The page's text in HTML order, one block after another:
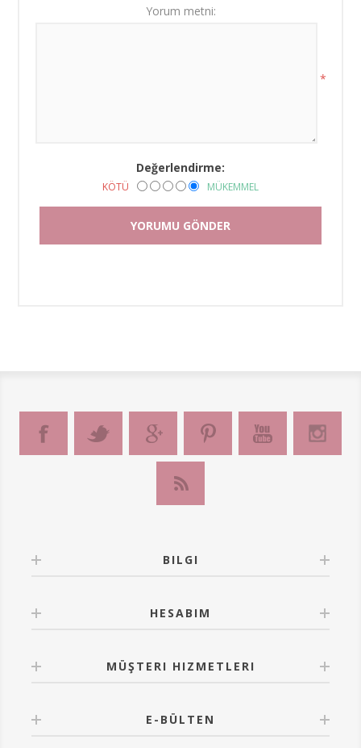
Yorum metni:
*
Değerlendirme:
KÖTÜ MÜKEMMEL
BILGI
HESABIM
MÜŞTERI HIZMETLERI
E-BÜLTEN